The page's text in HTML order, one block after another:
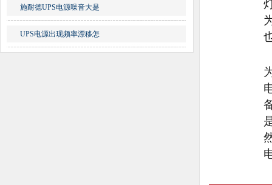
施耐德UPS电源噪音大是
UPS电源出现频率漂移怎